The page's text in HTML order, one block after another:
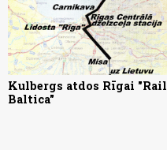
Kulbergs atdos Rīgai "Rail
Baltica"